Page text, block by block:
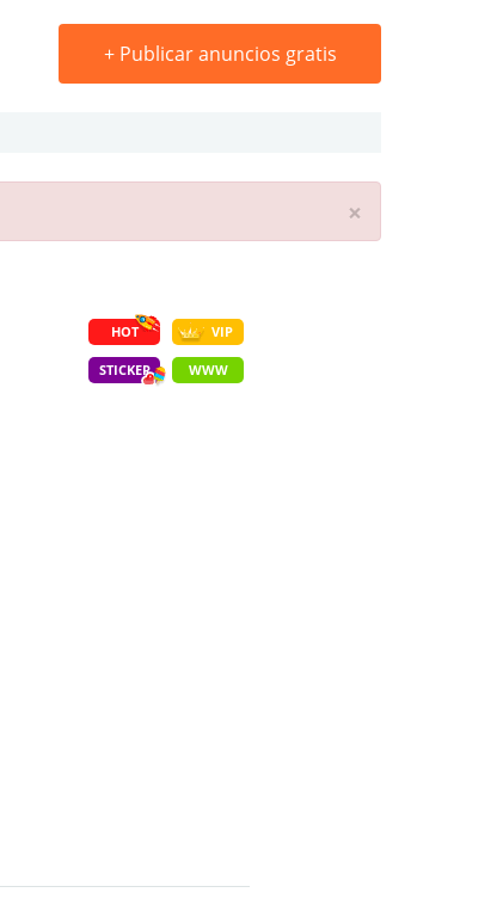
+Publicar anuncios gratis
×
HOT VIP
STICKER WWW